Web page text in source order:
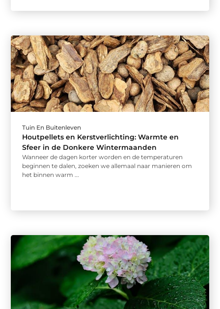
Tuin En Buitenleven
Houtpellets en Kerstverlichting: Warmte en
Sfeer in de Donkere Wintermaanden
Wanneer de dagen korter worden en de temperaturen
beginnen te dalen, zoeken we allemaal naar manieren om
het binnen warm ...